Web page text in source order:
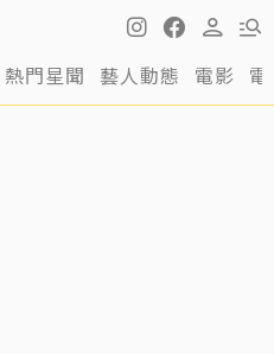
熱門星聞 藝人動態 電影